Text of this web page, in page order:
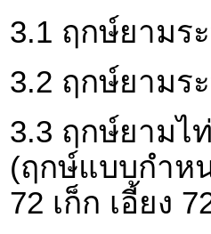
3.1 ฤกษ์ยามร
3.2 ฤกษ์ยามร
3.3 ฤกษ์ยามไ
(ฤกษ์แบบกำห
72 เก็ก เอี้ยง